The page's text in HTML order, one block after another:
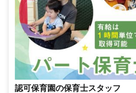
認可保育園の保育士スタッフ